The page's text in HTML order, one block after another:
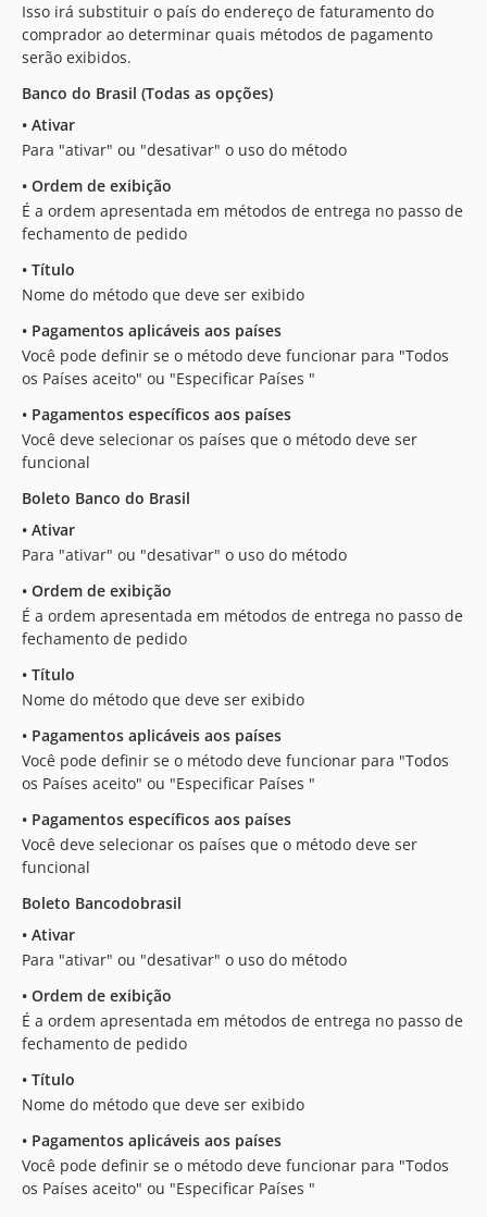
Isso irá substituir o país do endereço de faturamento do
comprador ao determinar quais métodos de pagamento
serão exibidos.
Banco do Brasil (Todas as opções)
• Ativar
Para "ativar" ou "desativar" o uso do método
• Ordem de exibição
É a ordem apresentada em métodos de entrega no passo de
fechamento de pedido
• Título
Nome do método que deve ser exibido
• Pagamentos aplicáveis aos países
Você pode definir se o método deve funcionar para "Todos
os Países aceito" ou "Especificar Países "
• Pagamentos específicos aos países
Você deve selecionar os países que o método deve ser
funcional
Boleto Banco do Brasil
• Ativar
Para "ativar" ou "desativar" o uso do método
• Ordem de exibição
É a ordem apresentada em métodos de entrega no passo de
fechamento de pedido
• Título
Nome do método que deve ser exibido
• Pagamentos aplicáveis aos países
Você pode definir se o método deve funcionar para "Todos
os Países aceito" ou "Especificar Países "
• Pagamentos específicos aos países
Você deve selecionar os países que o método deve ser
funcional
Boleto Bancodobrasil
• Ativar
Para "ativar" ou "desativar" o uso do método
• Ordem de exibição
É a ordem apresentada em métodos de entrega no passo de
fechamento de pedido
• Título
Nome do método que deve ser exibido
• Pagamentos aplicáveis aos países
Você pode definir se o método deve funcionar para "Todos
os Países aceito" ou "Especificar Países "